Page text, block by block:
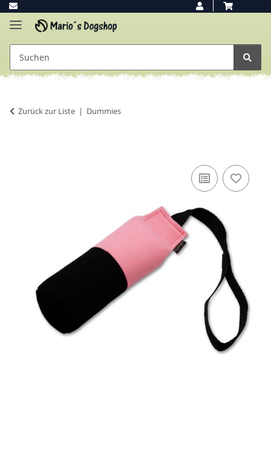
Zurück zur Liste Dummies